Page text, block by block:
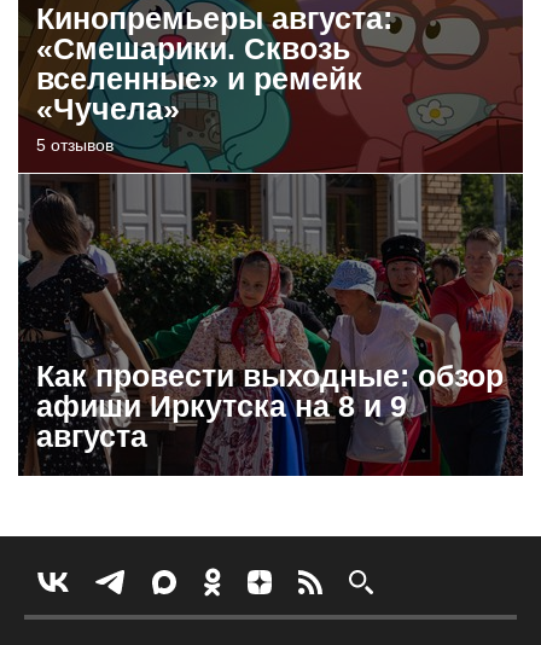
Кинопремьеры августа:
«Смешарики. Сквозь
вселенные» и ремейк
«Чучела»
5 отзывов
Как провести выходные: обзор
афиши Иркутска на 8 и 9
августа